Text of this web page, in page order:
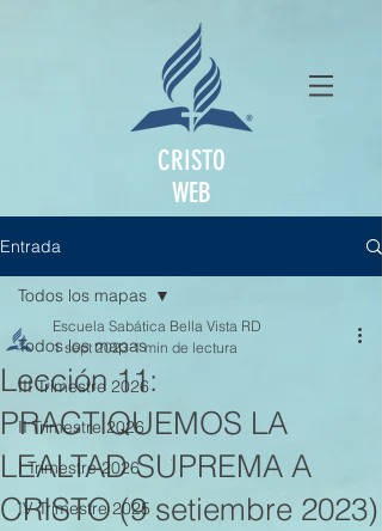
CRISTO
WEB
Entrada
Todos los mapas
III Trimestre 2026
II Trimestre 2026
I Trimestre 2026
IV Trimestre 2025
Todos los mapas
Lección 11:
PRACTIQUEMOS LA
LEALTAD SUPREMA A
CRISTO (9 setiembre 2023)
Escuela Sabática Bella Vista RD
1 sept 2023 1 min de lectura